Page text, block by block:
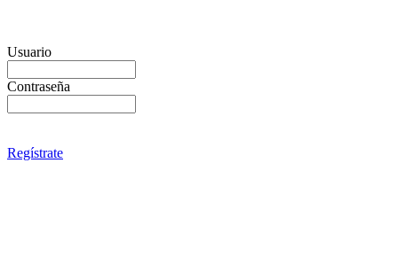
Usuario
Contraseña
Regístrate